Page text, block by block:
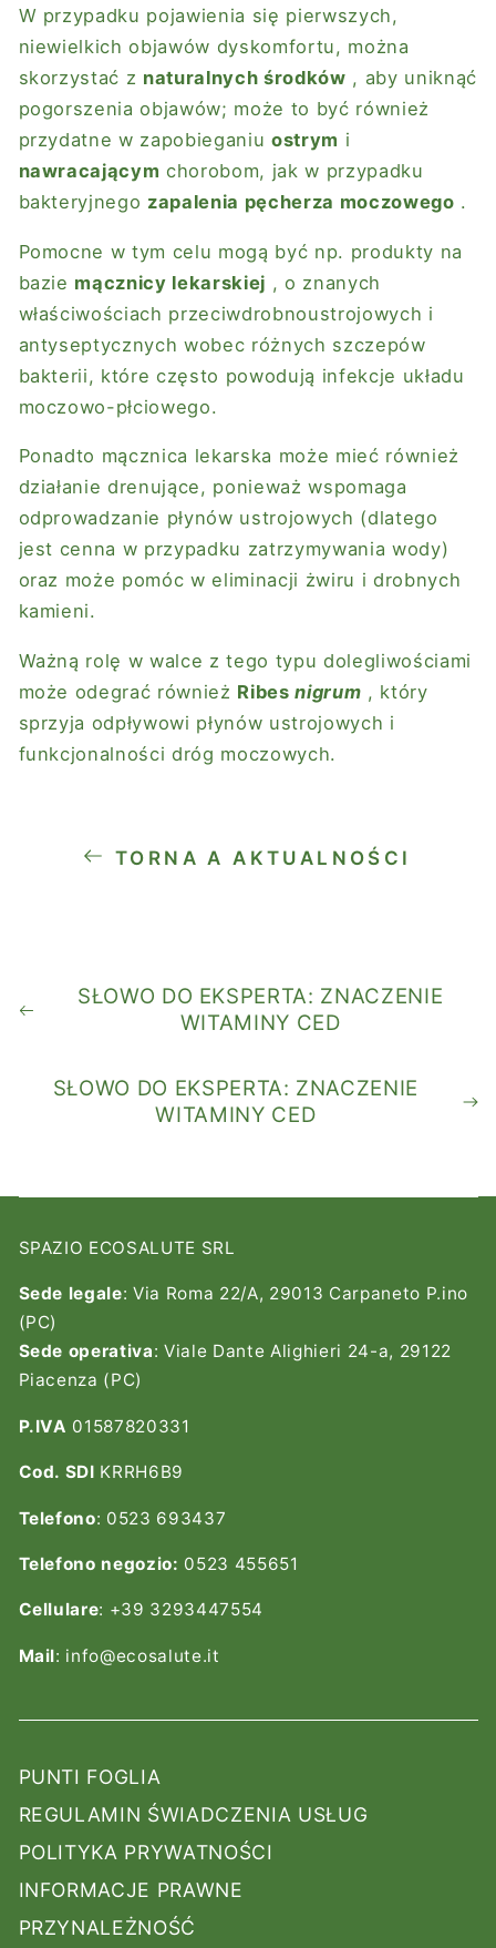
W przypadku pojawienia się pierwszych,
niewielkich objawów dyskomfortu, można
skorzystać z naturalnych środków , aby uniknąć
pogorszenia objawów; może to być również
przydatne w zapobieganiuostrym i
nawracającym chorobom, jak w przypadku
bakteryjnego zapalenia pęcherza moczowego .
Pomocne w tym celu mogą być np. produkty na
bazie mącznicy lekarskiej , o znanych
właściwościach przeciwdrobnoustrojowych i
antyseptycznych wobec różnych szczepów
bakterii, które często powodują infekcje układu
moczowo-płciowego.
Ponadto mącznica lekarska może mieć również
działanie drenujące, ponieważ wspomaga
odprowadzanie płynów ustrojowych (dlatego
jest cenna w przypadku zatrzymywania wody)
oraz może pomóc w eliminacji żwiru i drobnych
kamieni.
Ważną rolę w walce z tego typu dolegliwościami
może odegrać również Ribesnigrum , który
sprzyja odpływowi płynów ustrojowych i
funkcjonalności dróg moczowych.
TORNA A AKTUALNOŚCI
SŁOWO DO EKSPERTA: ZNACZENIE
WITAMINY CED
SŁOWO DO EKSPERTA: ZNACZENIE
WITAMINY CED
SPAZIO ECOSALUTE SRL
Sede legale: Via Roma 22/A, 29013 Carpaneto P.ino
(PC)
Sede operativa: Viale Dante Alighieri 24-a, 29122
Piacenza (PC)
P.IVA 01587820331
Cod. SDI KRRH6B9
Telefono: 0523 693437
Telefono negozio: 0523 455651
Cellulare: +39 3293447554
Mail: info@ecosalute.it
PUNTI FOGLIA
REGULAMIN ŚWIADCZENIA USŁUG
POLITYKA PRYWATNOŚCI
INFORMACJE PRAWNE
PRZYNALEŻNOŚĆ